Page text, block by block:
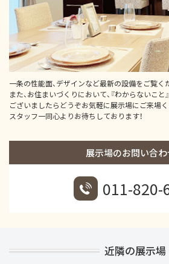
一条の性能面、デザインなど最新の設備をご覧く
また、お住まいづくりにおいて、『わからないこと
ございましたらどうぞお気軽に展示場にご来場く
スタッフ一同心よりお待ちしております！
展示場のお問い合
011-820-
近隣の展示場